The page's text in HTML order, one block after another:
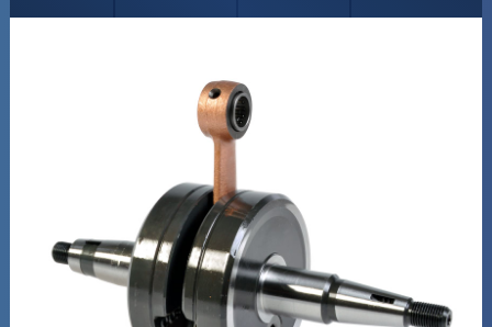
Crossipyörän osat
Moottoripyörän osat
Moottorikelkan osat
Mopoauton osat
Mönkijän osat
Puutarha ja metsä